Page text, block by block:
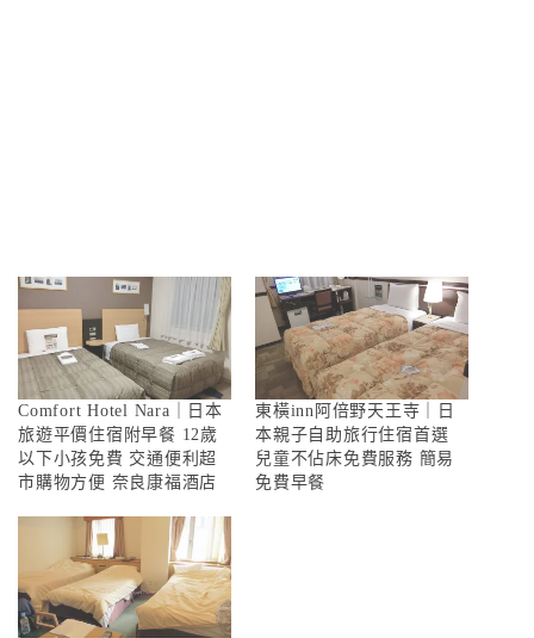
Comfort Hotel Nara｜日本
旅遊平價住宿附早餐 12歲
以下小孩免費 交通便利超
市購物方便 奈良康福酒店
東橫inn阿倍野天王寺｜日
本親子自助旅行住宿首選
兒童不佔床免費服務 簡易
免費早餐